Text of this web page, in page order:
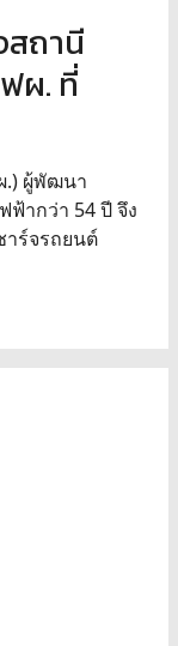
สถานี
ผ. ที่
.) ผู้พัฒนา
ากว่า 54 ปี จึง
าร์จรถยนต์